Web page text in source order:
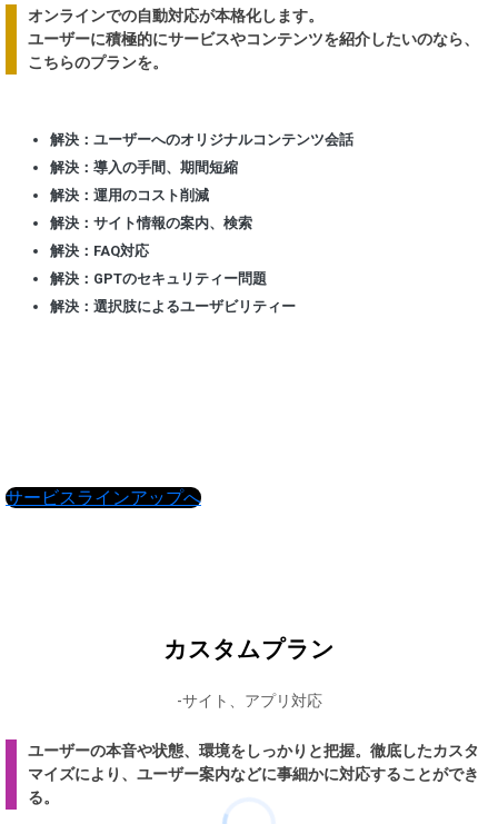
オンラインでの自動対応が本格化します。
ユーザーに積極的にサービスやコンテンツを紹介したいのなら、
こちらのプランを。
解決：ユーザーへのオリジナルコンテンツ会話
解決：導入の手間、期間短縮
解決：運用のコスト削減
解決：サイト情報の案内、検索
解決：FAQ対応
解決：GPTのセキュリティー問題
解決：選択肢によるユーザビリティー
サービスラインアップへ
カスタムプラン
-サイト、アプリ対応
ユーザーの本音や状態、環境をしっかりと把握。徹底したカスタ
マイズにより、ユーザー案内などに事細かに対応することができ
る。